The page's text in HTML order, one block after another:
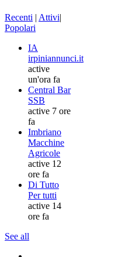
Recenti | Attivi|
Popolari
IA
irpiniannunci.it
active
un'ora fa
Central Bar
SSB
active 7 ore
fa
Imbriano
Macchine
Agricole
active 12
ore fa
Di Tutto
Per tutti
active 14
ore fa
See all